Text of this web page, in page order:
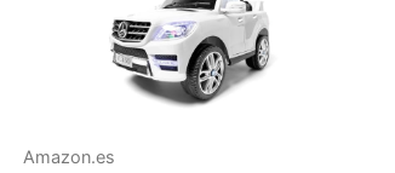
Amazon.es